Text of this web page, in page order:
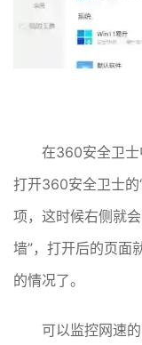
在360安全卫士
打开360安全卫士的
项，这时候右侧就
墙”，打开后的页面
的情况了。
可以监控网速